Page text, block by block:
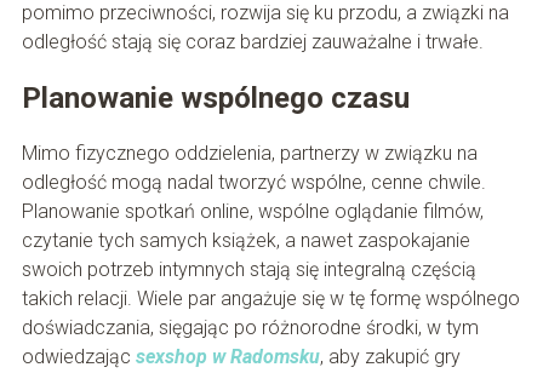
pomimo przeciwności, rozwija się ku przodu, a związki na
odległość stają się coraz bardziej zauważalne i trwałe.
Planowanie wspólnego czasu
Mimo fizycznego oddzielenia, partnerzy w związku na
odległość mogą nadal tworzyć wspólne, cenne chwile.
Planowanie spotkań online, wspólne oglądanie filmów,
czytanie tych samych książek, a nawet zaspokajanie
swoich potrzeb intymnych stają się integralną częścią
takich relacji. Wiele par angażuje się w tę formę wspólnego
doświadczania, sięgając po różnorodne środki, w tym
odwiedzając sexshop w Radomsku, aby zakupić gry